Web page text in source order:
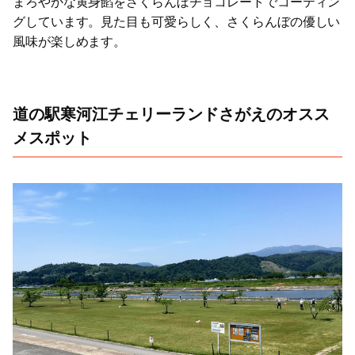
グしています。見た目も可愛らしく、さくらんぼの優しい
風味が楽しめます。
道の駅寒河江チェリーランドさがえのオスス
メスポット